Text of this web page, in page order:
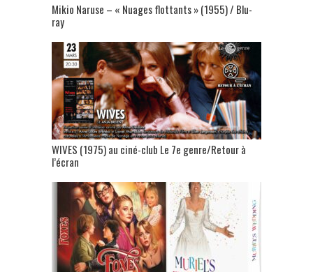
Mikio Naruse – « Nuages flottants » (1955) / Blu-
ray
WIVES (1975) au ciné-club Le 7e genre/Retour à
l’écran